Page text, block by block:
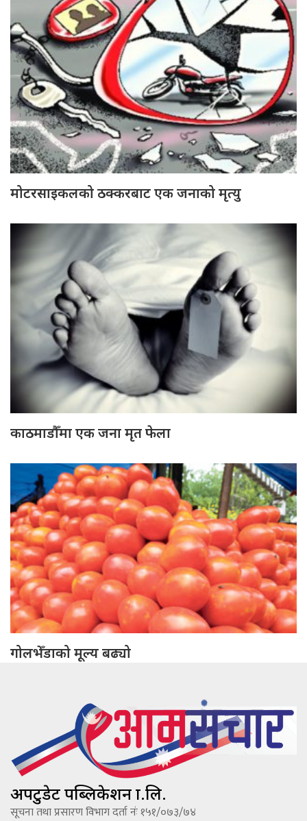
मोटरसाइकलको ठक्करबाट एक जनाको मृत्यु
काठमाडौँमा एक जना मृत फेला
गोलभेँडाको मूल्य बढ्यो
अपटुडेट पब्लिकेशन प्रा.लि.
सूचना तथा प्रसारण विभाग दर्ता नंः १५१/०७३/७४